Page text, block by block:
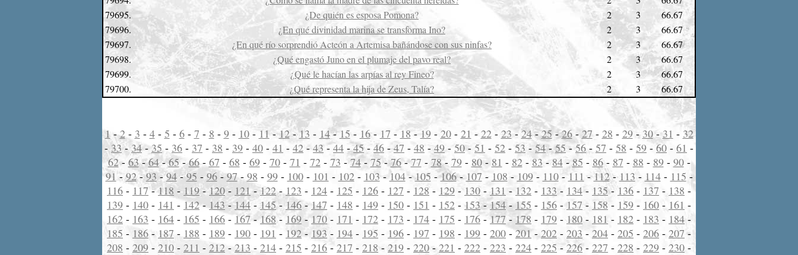
79695.
¿De quién es esposa Pomona? 2 3
66.67
79696.
¿En qué divinidad marina se transforma Ino? 2 3
66.67
79697.
¿En qué río sorprendió Acteón a Artemisa bañándose con sus ninfas? 2 3
66.67
79698.
¿Qué engastó Juno en el plumaje del pavo real? 2 3
66.67
79699.
¿Qué le hacían las arpías al rey Fineo? 2 3
66.67
79700.
¿Qué representa la hija de Zeus, Talía? 2 3 66.67
1-2- 3 - 4- 5 - 6- 7 - 8 - 9- 10- 11-12-13 - 14- 15 - 16- 17 - 18 - 19- 20- 21 - 22- 23 -24-25-26- 27 - 28 - 29- 30-31 - 32
-33- 34- 35 - 36 - 37 - 38 - 39 - 40 - 41 - 42 - 43 -44 -45 -46 - 47 - 48 - 49 - 50- 51 - 52 - 53 - 54-55 -56 - 57 - 58 - 59 -60 - 61 -
62- 63-64-65-66- 67 - 68 - 69- 70- 71 - 72 - 73 - 74- 75-76-77 - 78- 79- 80- 81 - 82- 83 - 84- 85 - 86- 87 - 88 - 89- 90-
91 -92-93-94-95 - 96-97- 98 - 99- 100- 101 - 102 - 103 - 104-105 -106- 107 - 108 - 109- 110- 111 -112- 113 - 114- 115 -
116 - 117-118 - 119-120 - 121-122- 123 - 124 - 125 - 126 - 127 - 128 - 129 - 130 - 131 - 132 - 133 - 134- 135-136 - 137 - 138 -
139 - 140 - 141 - 142- 143 -144-145 -146- 147 - 148 - 149 - 150 - 151 - 152 - 153-154- 155 - 156 - 157 - 158 - 159 - 160 - 161 -
162 - 163 - 164 - 165 - 166 -167 -168-169 - 170 - 171 - 172 - 173 - 174 - 175 - 176 - 177 - 178 - 179 - 180 - 181 - 182 - 183 - 184 -
185 - 186 - 187 - 188 - 189 - 190 - 191 - 192 - 193 - 194 - 195 - 196 - 197 - 198 - 199 - 200 -201 -202 - 203 - 204 - 205 - 206 - 207 -
208 - 209 - 210 - 211 - 212 - 213 - 214 - 215 - 216 - 217 - 218 - 219 - 220 - 221 - 222 - 223 - 224 - 225 -226 - 227 - 228 - 229 - 230 -